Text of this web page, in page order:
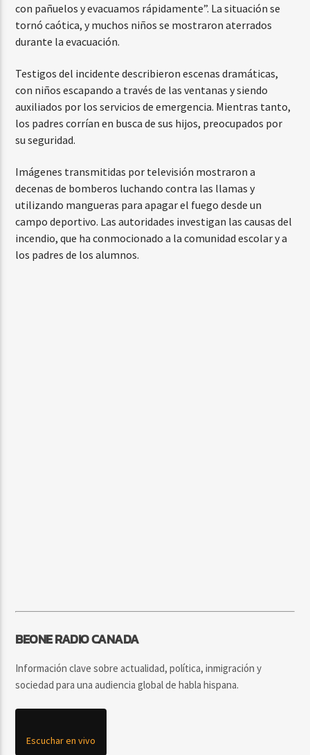
con pañuelos y evacuamos rápidamente”. La situación se
tornó caótica, y muchos niños se mostraron aterrados
durante la evacuación.
Testigos del incidente describieron escenas dramáticas,
con niños escapando a través de las ventanas y siendo
auxiliados por los servicios de emergencia. Mientras tanto,
los padres corrían en busca de sus hijos, preocupados por
su seguridad.
Imágenes transmitidas por televisión mostraron a
decenas de bomberos luchando contra las llamas y
utilizando mangueras para apagar el fuego desde un
campo deportivo. Las autoridades investigan las causas del
incendio, que ha conmocionado a la comunidad escolar y a
los padres de los alumnos.
BEONE RADIO CANADA
Información clave sobre actualidad, política, inmigración y
sociedad para una audiencia global de habla hispana.
Escuchar en vivo